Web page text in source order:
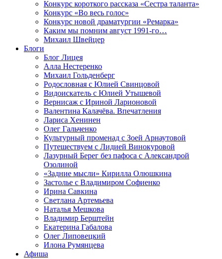
Конкурс короткого рассказа «Сестра таланта»
Конкурс «Во весь голос»
Конкурс новой драматургии «Ремарка»
Каким мы помним август 1991-го…
Михаил Швейцер
Блоги
Блог Лицея
Алла Нестеренко
Михаил Гольденберг
Родословная с Юлией Свинцовой
Видоискатель с Юлией Утышевой
Вернисаж с Ириной Ларионовой
Валентина Калачёва. Впечатления
Лариса Хенинен
Олег Гальченко
Культурный променад с Зоей Арнаутовой
Путешествуем с Лидией Винокуровой
Лазурный Берег без пафоса с Александрой
Озолиной
«Задние мысли» Кирилла Олюшкина
Застолье с Владимиром Софиенко
Ирина Савкина
Светлана Артемьева
Наталья Мешкова
Владимир Берштейн
Екатерина Габалова
Олег Липовецкий
Илона Румянцева
Афиша